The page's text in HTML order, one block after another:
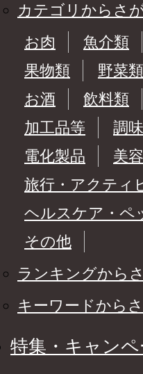
カテゴリからさ
お肉
魚介類
果物類
野菜類
お酒
飲料類
加工品等
調
電化製品
美容
旅行・アクティ
ヘルスケア・ペ
その他
ランキングから
キーワードから
特集・キャンペ